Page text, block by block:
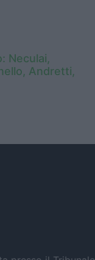
Neculai,
Andretti,